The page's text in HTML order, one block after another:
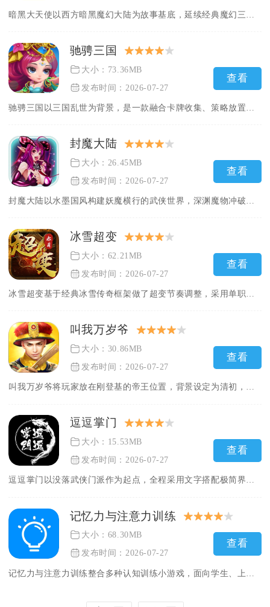
驰骋三国
大小：73.36MB
发布时间：2026-07-27
查看
封魔大陆
大小：26.45MB
发布时间：2026-07-27
查看
冰雪超变
大小：62.21MB
发布时间：2026-07-27
查看
叫我万岁爷
大小：30.86MB
发布时间：2026-07-27
查看
叫我万岁爷将玩家放在刚登基的帝王位置，背景设定为清初，日常主...
逗逗掌门
大小：15.53MB
发布时间：2026-07-27
查看
逗逗掌门以没落武侠门派作为起点，全程采用文字搭配极简界面的呈...
记忆力与注意力训练
大小：68.30MB
发布时间：2026-07-27
查看